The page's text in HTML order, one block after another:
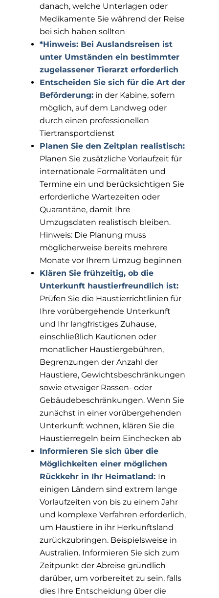
danach, welche Unterlagen oder
Medikamente Sie während der Reise
bei sich haben sollten
*Hinweis: Bei Auslandsreisen ist
unter Umständen ein bestimmter
zugelassener Tierarzt erforderlich
Entscheiden Sie sich für die Art der
Beförderung:in der Kabine, sofern
möglich, auf dem Landweg oder
durch einen professionellen
Tiertransportdienst
Planen Sie den Zeitplan realistisch:
Planen Sie zusätzliche Vorlaufzeit für
internationale Formalitäten und
Termine ein und berücksichtigen Sie
erforderliche Wartezeiten oder
Quarantäne, damit Ihre
Umzugsdaten realistisch bleiben.
Hinweis: Die Planung muss
möglicherweise bereits mehrere
Monate vor Ihrem Umzug beginnen
Klären Sie frühzeitig, ob die
Unterkunft haustierfreundlich ist:
Prüfen Sie die Haustierrichtlinien für
Ihre vorübergehende Unterkunft
und Ihr langfristiges Zuhause,
einschließlich Kautionen oder
monatlicher Haustiergebühren,
Begrenzungen der Anzahl der
Haustiere, Gewichtsbeschränkungen
sowie etwaiger Rassen- oder
Gebäudebeschränkungen. Wenn Sie
zunächst in einer vorübergehenden
Unterkunft wohnen, klären Sie die
Haustierregeln beim Einchecken ab
Informieren Sie sich über die
Möglichkeiten einer möglichen
Rückkehr in Ihr Heimatland: In
einigen Ländern sind extrem lange
Vorlaufzeiten von bis zu einem Jahr
und komplexe Verfahren erforderlich,
um Haustiere in ihr Herkunftsland
zurückzubringen. Beispielsweise in
Australien. Informieren Sie sich zum
Zeitpunkt der Abreise gründlich
darüber, um vorbereitet zu sein, falls
dies Ihre Entscheidung über die